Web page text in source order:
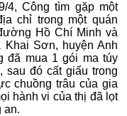
4, Công tìm gặp một
chỉ trong một quán
Hồ Chí Minh và
Sơn, huyện Anh
đã mua 1 gói ma túy
sau đó cất giấu trong
chuồng trâu của gia
hành vi của thị đã lọt
an.